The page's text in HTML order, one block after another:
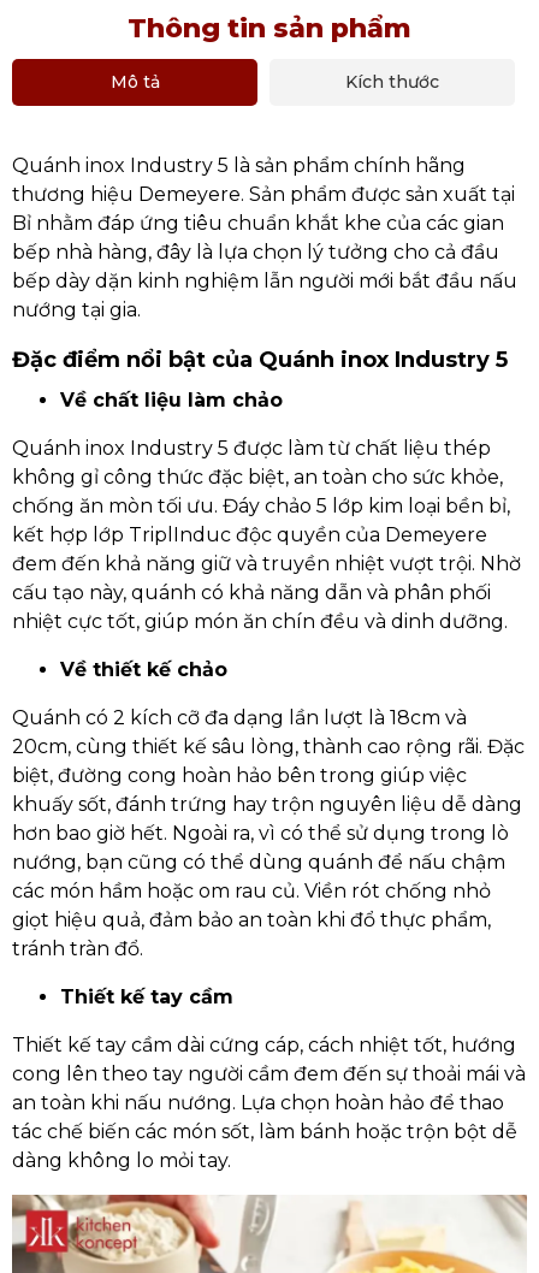
Thông tin sản phẩm
Mô tả Kích thước
Quánh inox Industry 5 là sản phẩm chính hãng
thương hiệu Demeyere. Sản phẩm được sản xuất tại
Bỉ nhằm đáp ứng tiêu chuẩn khắt khe của các gian
bếp nhà hàng, đây là lựa chọn lý tưởng cho cả đầu
bếp dày dặn kinh nghiệm lẫn người mới bắt đầu nấu
nướng tại gia.
Đặc điểm nổi bật của Quánh inox Industry 5
Về chất liệu làm chảo
Quánh inox Industry 5 được làm từ chất liệu thép
không gỉ công thức đặc biệt, an toàn cho sức khỏe,
chống ăn mòn tối ưu. Đáy chảo 5 lớp kim loại bền bỉ,
kết hợp lớp TriplInduc độc quyền của Demeyere
đem đến khả năng giữ và truyền nhiệt vượt trội. Nhờ
cấu tạo này, quánh có khả năng dẫn và phân phối
nhiệt cực tốt, giúp món ăn chín đều và dinh dưỡng.
Về thiết kế chảo
Quánh có 2 kích cỡ đa dạng lần lượt là 18cm và
20cm, cùng thiết kế sâu lòng, thành cao rộng rãi. Đặc
biệt, đường cong hoàn hảo bên trong giúp việc
khuấy sốt, đánh trứng hay trộn nguyên liệu dễ dàng
hơn bao giờ hết. Ngoài ra, vì có thể sử dụng trong lò
nướng, bạn cũng có thể dùng quánh để nấu chậm
các món hầm hoặc om rau củ. Viền rót chống nhỏ
giọt hiệu quả, đảm bảo an toàn khi đổ thực phẩm,
tránh tràn đổ.
Thiết kế tay cầm
Thiết kế tay cầm dài cứng cáp, cách nhiệt tốt, hướng
cong lên theo tay người cầm đem đến sự thoải mái và
an toàn khi nấu nướng. Lựa chọn hoàn hảo để thao
tác chế biến các món sốt, làm bánh hoặc trộn bột dễ
dàng không lo mỏi tay.